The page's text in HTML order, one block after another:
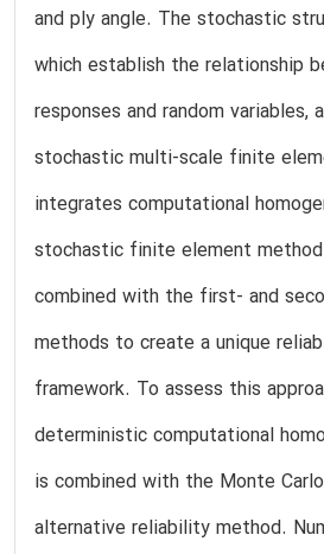
and ply angle. The stochastic
which establish the relationship
responses and random variables,
stochastic multi-scale finite
integrates computational
stochastic finite element
combined with the first- and
methods to create a unique
framework. To assess this
deterministic computational
is combined with the Monte
alternative reliability method.